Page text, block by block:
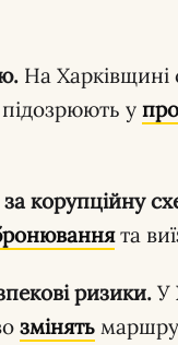
На
у
корупційну
та
ризики. У
змінять